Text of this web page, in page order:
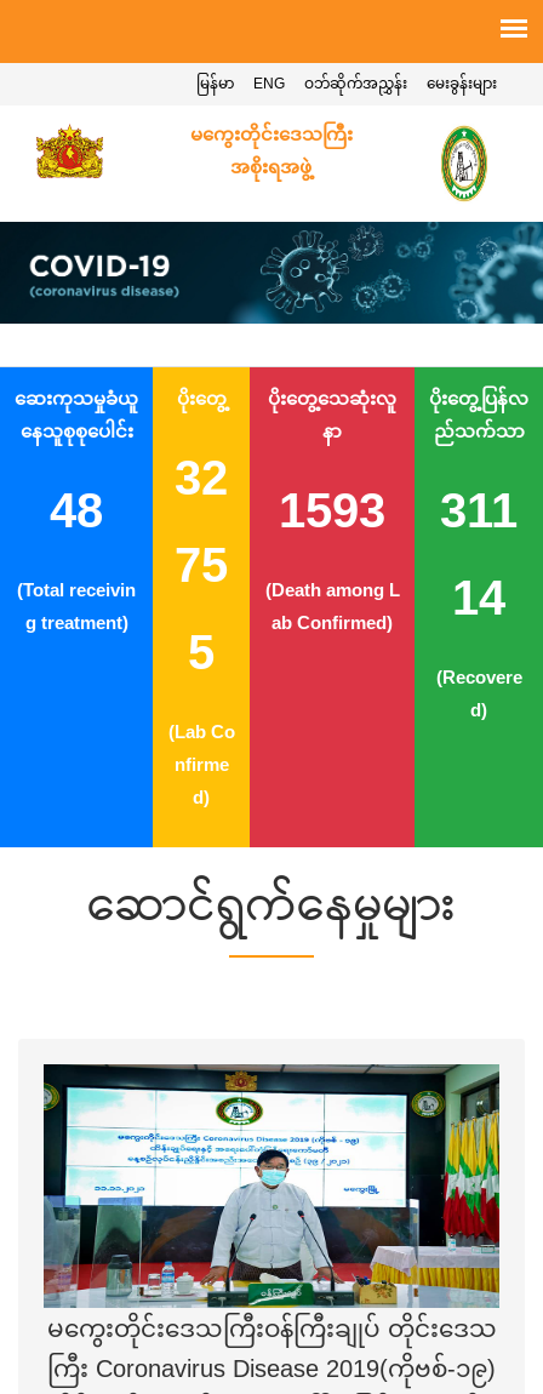
မေးခွန်းများ
ဝဘ်ဆိုက်အညွှန်း
ENG
မြန်မာ
မကွေးတိုင်းဒေသကြီး
အစိုးရအဖွဲ့
ဆေးကုသမှုခံယူ
နေသူစုစုပေါင်း
48
(Total receivin
g treatment)
ပိုးတွေ့
32
75
5
(Lab Co
nfirme
d)
ပိုးတွေ့သေဆုံးလူ
နာ
1593
(Death among L
ab Confirmed)
ပိုးတွေ့ပြန်လ
ည်သက်သာ
311
14
(Recovere
d)
ဆောင်ရွက်နေမှုများ
မကွေးတိုင်းဒေသကြီးဝန်ကြီးချုပ် တိုင်းဒေသ
ကြီး Coronavirus Disease 2019(ကိုဗစ်-၁၉)